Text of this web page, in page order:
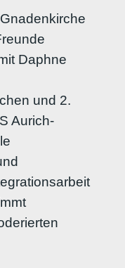
Daphne
und 2.
Aurich-